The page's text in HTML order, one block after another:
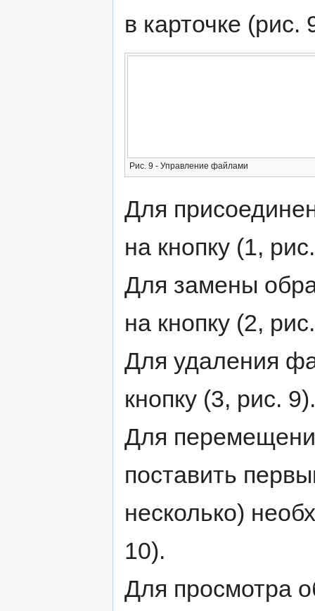
в карточке (рис.
Рис. 9 - Управление файлами
Для
на кнопку (1,
Для замены
на кнопку (2,
Для удаления
кнопку (3, рис. 9).
Для
поставить
несколько)
10).
Для просмотра